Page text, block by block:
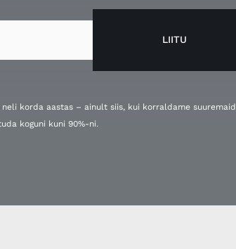
LIITU
korda aastas – ainult siis, kui korraldame suuremaid
koguni kuni 90%-ni.